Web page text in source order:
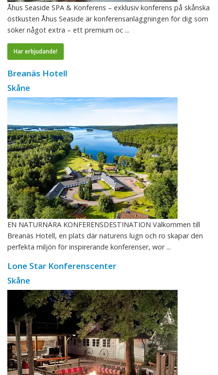
Åhus Seaside SPA & Konferens – exklusiv konferens på skånska
östkusten Åhus Seaside är konferensanläggningen för dig som
söker något extra – ett premium oc ...
Har erbjudande!
Breanäs Hotell
Skåne
EN NATURNÄRA KONFERENSDESTINATION Välkommen till
Breanäs Hotell, en plats där naturens lugn och ro skapar den
perfekta miljön för inspirerande konferenser, wor ...
Lone Star Konferenscenter
Skåne